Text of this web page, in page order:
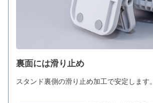
裏面には滑り止め
スタンド裏側の滑り止め加工で安定します。